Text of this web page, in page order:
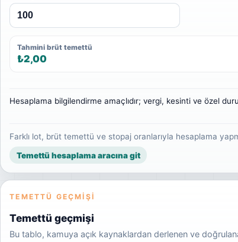
Tahmini brüt temettü
₺2,00
Hesaplama bilgilendirme amaçlıdır; vergi, kesinti ve özel
Farklı lot, brüt temettü ve stopaj oranlarıyla hesaplama
Temettü hesaplama aracına git
TEMETTÜ GEÇMIŞI
Temettü geçmişi
Bu tablo, kamuya açık kaynaklardan derlenen ve